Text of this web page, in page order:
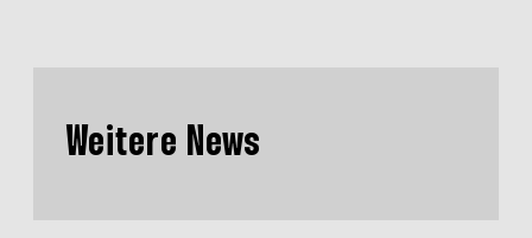
Weitere News